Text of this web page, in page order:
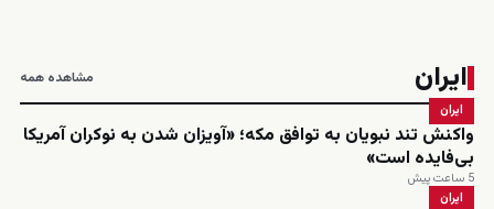
ایران مشاهده همه
ایران
واکنش تند نبویان به توافق مکه؛ «آویزان شدن به نوکران آمریکا
بی‌فایده است»
5 ساعت پیش
ایران